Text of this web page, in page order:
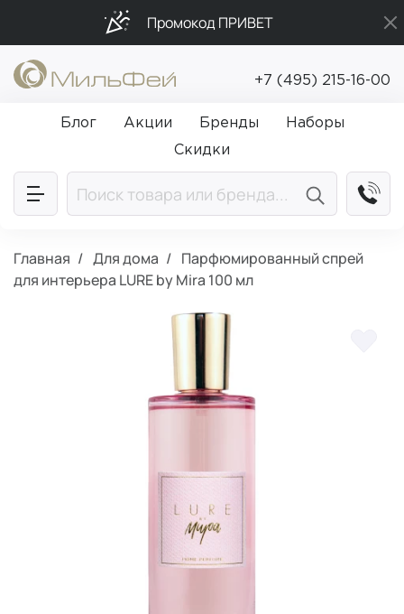
Промокод ПРИВЕТ
Подарки в каждый заказ от 5 000₽
Бесплатная доставка от 5 000₽
+7 (495) 215-16-00
Блог Акции Бренды
Наборы
Скидки
Главная Для дома
Парфюмированный спрей
для интерьера LURE by Mira 100 мл